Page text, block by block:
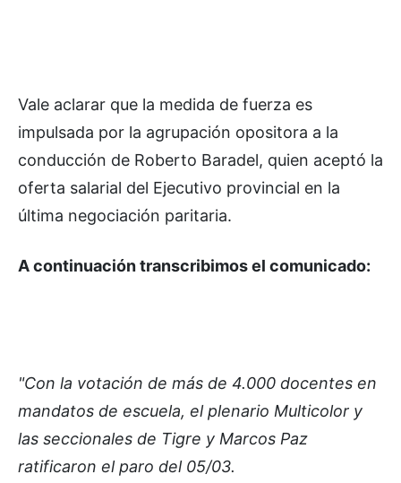
Vale aclarar que la medida de fuerza es
impulsada por la agrupación opositora a la
conducción de Roberto Baradel, quien aceptó la
oferta salarial del Ejecutivo provincial en la
última negociación paritaria.
A continuación transcribimos el comunicado:
"Con la votación de más de 4.000 docentes en
mandatos de escuela, el plenario Multicolor y
las seccionales de Tigre y Marcos Paz
ratificaron el paro del 05/03.